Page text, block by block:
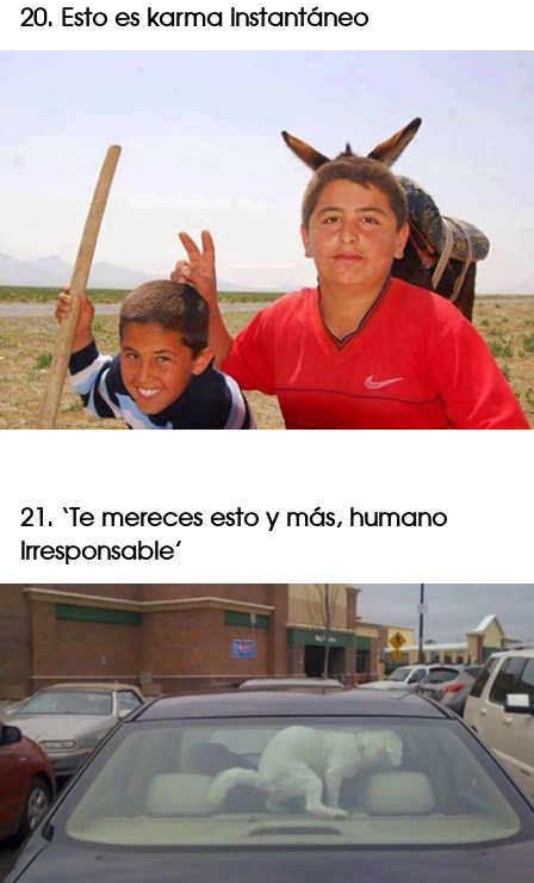
20. Esto es karma instantáneo
21. ‘Te mereces esto y más, humano
irresponsable’